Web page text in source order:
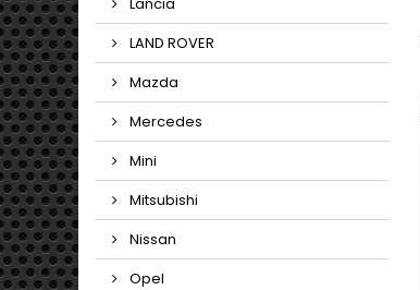
LAND ROVER
Mazda
Mercedes
Mini
Mitsubishi
Nissan
Opel